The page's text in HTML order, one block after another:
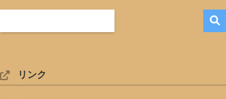
リンク